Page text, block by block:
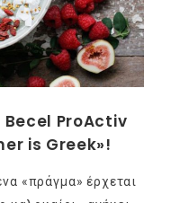
ProActiv
is Greek»!
«πράγμα» έρχεται